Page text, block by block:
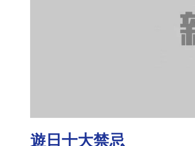
遊日十大禁忌